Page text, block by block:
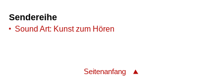
Sendereihe
Sound Art: Kunst zum Hören
Seitenanfang